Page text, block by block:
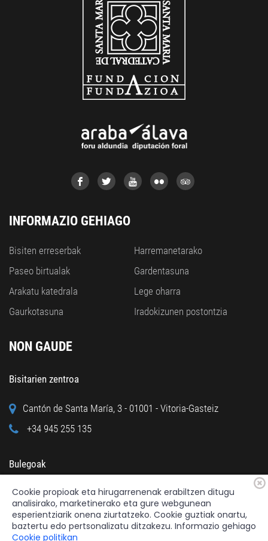
INFORMAZIO GEHIAGO
Bisiten erreserbak
Paseo birtualak
Arakatu katedrala
Gaurkotasuna
Harremanetarako
Gardentasuna
Lege oharra
Iradokizunen postontzia
NON GAUDE
Bisitarien zentroa
Cantón de Santa María, 3 - 01001 - Vitoria-Gasteiz
+34 945 255 135
Bulegoak
Calle Cuchillería, 95 - 01001 - Vitoria-Gasteiz
+34 945 122 160
Cookie propioak eta hirugarrenenak erabiltzen ditugu
analisirako, marketinerako eta gure webgunean
esperientziarik onena ziurtatzeko. Cookie guztiak onartu,
baztertu edo pertsonalizatu ditzakezu. Informazio gehiago
Cookie politikan